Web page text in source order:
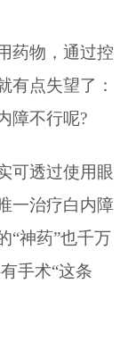
物，通过控
有点失望了：
障不行呢?
透过使用眼
一治疗白内障
“神药”也千万
手术“这条